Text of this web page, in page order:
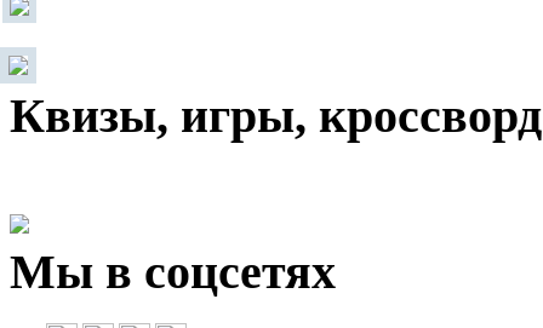
Квизы, игры,
Мы в соцсетях